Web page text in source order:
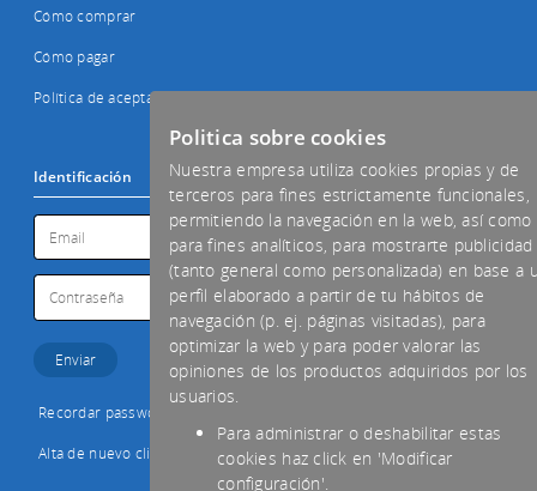
Cómo comprar
Cómo pagar
Política de aceptación de cookies
Identificación
Recordar password
Alta de nuevo cliente
Politica sobre cookies
Nuestra empresa utiliza cookies propias y de
terceros para fines estrictamente funcionales,
permitiendo la navegación en la web, así como
para fines analíticos, para mostrarte publicidad
(tanto general como personalizada) en base a
perfil elaborado a partir de tu hábitos de
navegación (p. ej. páginas visitadas), para
optimizar la web y para poder valorar las
opiniones de los productos adquiridos por los
usuarios.
Para administrar o deshabilitar estas
cookies haz click en 'Modificar
configuración'.